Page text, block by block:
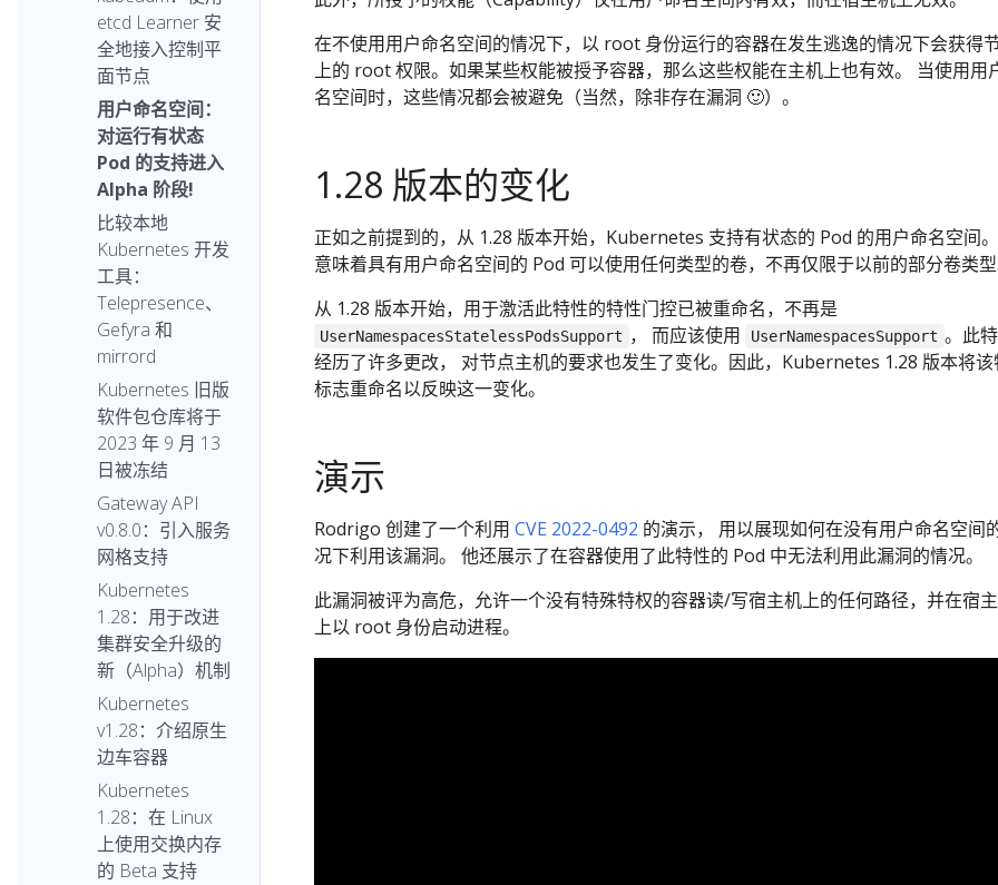
etcd Learner 安
全地接入控制平
面节点
用户命名空间：
对运行有状态
Pod 的支持进入
Alpha 阶段!
比较本地
Kubernetes 开发
工具：
Telepresence、
Gefyra 和
mirrord
Kubernetes 旧版
软件包仓库将于
2023 年 9 月 13
日被冻结
Gateway API
v0.8.0：引入服务
网格支持
Kubernetes
1.28：用于改进
集群安全升级的
新（Alpha）机制
Kubernetes
v1.28：介绍原生
边车容器
Kubernetes
1.28：在 Linux
上使用交换内存
的 Beta 支持
在不使用用户命名空间的情况下，以 root 身份运行的容器在发生逃逸的情况下会获得
上的 root 权限。如果某些权能被授予容器，那么这些权能在主机上也有效。 当使用用
名空间时，这些情况都会被避免（当然，除非存在漏洞 🙂）。
1.28 版本的变化
正如之前提到的，从 1.28 版本开始，Kubernetes 支持有状态的 Pod 的用户命名空间
意味着具有用户命名空间的 Pod 可以使用任何类型的卷，不再仅限于以前的部分卷类型
从 1.28 版本开始，用于激活此特性的特性门控已被重命名，不再是
UserNamespacesStatelessPodsSupport ， 而应该使用 UserNamespacesSupport 。此
经历了许多更改， 对节点主机的要求也发生了变化。因此，Kubernetes 1.28 版本将该
标志重命名以反映这一变化。
演示
Rodrigo 创建了一个利用 CVE 2022-0492 的演示， 用以展现如何在没有用户命名空间
况下利用该漏洞。 他还展示了在容器使用了此特性的 Pod 中无法利用此漏洞的情况。
此漏洞被评为高危，允许一个没有特殊特权的容器读/写宿主机上的任何路径，并在宿
上以 root 身份启动进程。